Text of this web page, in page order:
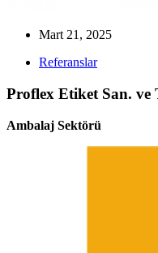
Mart 21, 2025
Referanslar
Proflex Etiket San. ve
Ambalaj Sektörü